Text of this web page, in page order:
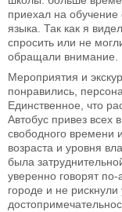
приехал на обучение
языка. Так как я
спросить или не
обращали внимание.
Мероприятия и
понравились,
Единственное, что
Автобус привез всех
свободного времени
возраста и уровня
была
уверенно говорят
городе и не